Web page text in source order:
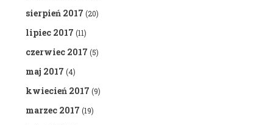
sierpień 2017 (20)
lipiec 2017 (11)
czerwiec 2017 (5)
maj 2017 (4)
kwiecień 2017 (9)
marzec 2017 (19)